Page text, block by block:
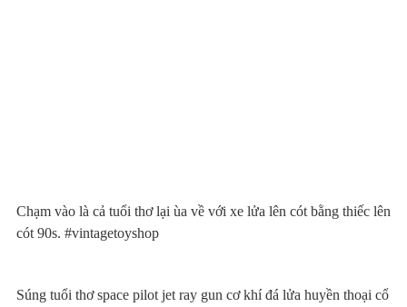
Chạm vào là cả tuổi thơ lại ùa về với xe lửa lên cót bằng thiếc lên
cót 90s. #vintagetoyshop
Súng tuổi thơ space pilot jet ray gun cơ khí đá lửa huyền thoại cổ